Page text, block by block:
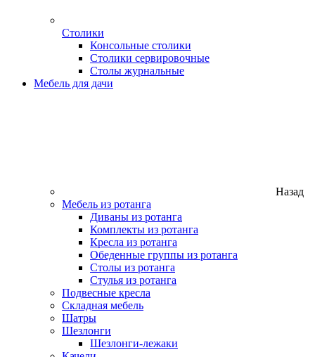
Столики
Консольные столики
Столики сервировочные
Столы журнальные
Мебель для дачи
Назад
Мебель из ротанга
Диваны из ротанга
Комплекты из ротанга
Кресла из ротанга
Обеденные группы из ротанга
Столы из ротанга
Стулья из ротанга
Подвесные кресла
Складная мебель
Шатры
Шезлонги
Шезлонги-лежаки